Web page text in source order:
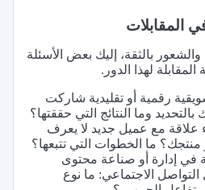
المقابلات
بالثقة، إليك بعض الأسئلة
المقابلة لهذا الدور.
رقمية أو تقليدية شاركت
وما النتائج التي حققتها؟
علاقة مع عميل جديد لا يعرف
ما الخطوات التي تتبعها؟
في إدارة أو صناعة محتوى
الاجتماعي: ما نوع